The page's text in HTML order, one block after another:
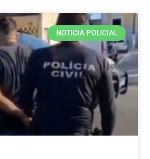
NOTICIA POLICIAL